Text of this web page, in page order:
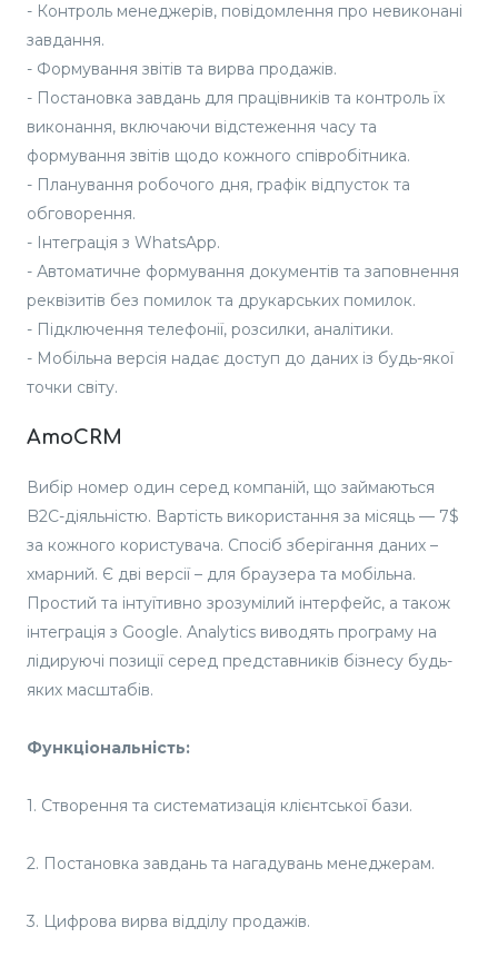
- Контроль менеджерів, повідомлення про невиконані
завдання.
- Формування звітів та вирва продажів.
- Постановка завдань для працівників та контроль їх
виконання, включаючи відстеження часу та
формування звітів щодо кожного співробітника.
- Планування робочого дня, графік відпусток та
обговорення.
- Інтеграція з WhatsApp.
- Автоматичне формування документів та заповнення
реквізитів без помилок та друкарських помилок.
- Підключення телефонії, розсилки, аналітики.
- Мобільна версія надає доступ до даних із будь-якої
точки світу.
AmoCRM
Вибір номер один серед компаній, що займаються
B2C-діяльністю. Вартість використання за місяць — 7$
за кожного користувача. Спосіб зберігання даних –
хмарний. Є дві версії – для браузера та мобільна.
Простий та інтуїтивно зрозумілий інтерфейс, а також
інтеграція з Google. Analytics виводять програму на
лідируючі позиції серед представників бізнесу будь-
яких масштабів.
Функціональність:
1. Створення та систематизація клієнтської бази.
2. Постановка завдань та нагадувань менеджерам.
3. Цифрова вирва відділу продажів.